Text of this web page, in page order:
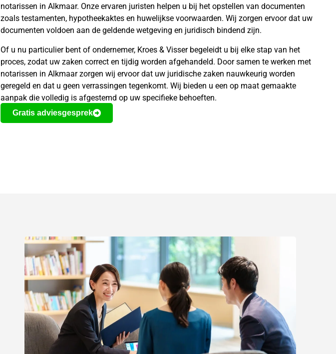
notarissen in Alkmaar. Onze ervaren juristen helpen u bij het opstellen van documenten
zoals testamenten, hypotheekaktes en huwelijkse voorwaarden. Wij zorgen ervoor dat uw
documenten voldoen aan de geldende wetgeving en juridisch bindend zijn.
Of u nu particulier bent of ondernemer, Kroes & Visser begeleidt u bij elke stap van het
proces, zodat uw zaken correct en tijdig worden afgehandeld. Door samen te werken met
notarissen in Alkmaar zorgen wij ervoor dat uw juridische zaken nauwkeurig worden
geregeld en dat u geen verrassingen tegenkomt. Wij bieden u een op maat gemaakte
aanpak die volledig is afgestemd op uw specifieke behoeften.
Gratis adviesgesprek